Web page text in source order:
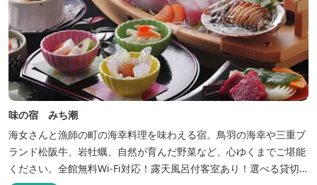
味の宿 みち潮
海女さんと漁師の町の海幸料理を味わえる宿。鳥羽の海幸や三重ブ
ランド松阪牛、岩牡蠣、自然が育んだ野菜など、心ゆくまでご堪能
ください。全館無料Wi-Fi対応！露天風呂付客室あり！選べる貸切